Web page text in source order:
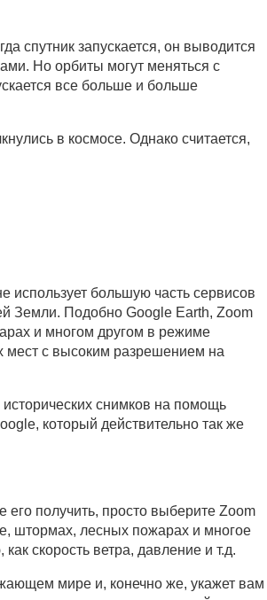
спутник запускается, он выводится
Но орбиты могут меняться с
все больше и больше
в космосе. Однако считается,
использует большую часть сервисов
Земли. Подобно Google Earth, Zoom
и многом другом в режиме
мест с высоким разрешением на
снимков на помощь
который действительно так же
получить, просто выберите Zoom
штормах, лесных пожарах и многое
скорость ветра, давление и т.д.
мире и, конечно же, укажет вам